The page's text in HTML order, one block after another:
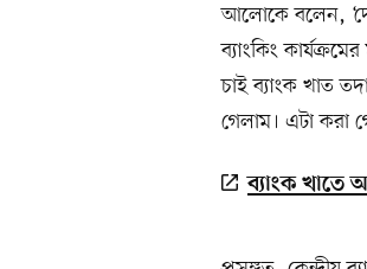
আলোকে বলেন,
ব্যাংকিং
চাই ব্যাংক খাত
গেলাম। এটা করা
ব্যাংক খাতে